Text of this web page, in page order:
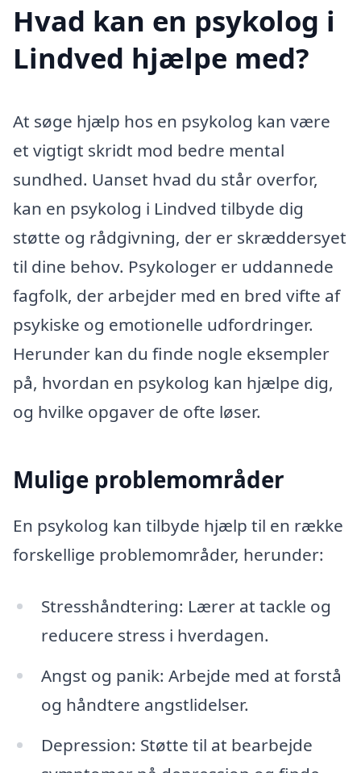
Hvad kan en psykolog i
Lindved hjælpe med?
At søge hjælp hos en psykolog kan være
et vigtigt skridt mod bedre mental
sundhed. Uanset hvad du står overfor,
kan en psykolog i Lindved tilbyde dig
støtte og rådgivning, der er skræddersyet
til dine behov. Psykologer er uddannede
fagfolk, der arbejder med en bred vifte af
psykiske og emotionelle udfordringer.
Herunder kan du finde nogle eksempler
på, hvordan en psykolog kan hjælpe dig,
og hvilke opgaver de ofte løser.
Mulige problemområder
En psykolog kan tilbyde hjælp til en række
forskellige problemområder, herunder:
Stresshåndtering: Lærer at tackle og
reducere stress i hverdagen.
Angst og panik: Arbejde med at forstå
og håndtere angstlidelser.
Depression: Støtte til at bearbejde